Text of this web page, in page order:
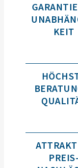
KEIT
PREIS­